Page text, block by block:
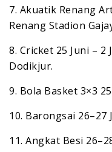
7. Akuatik Renang
Renang Stadion
8. Cricket 25 Juni –
Dodikjur.
9. Bola Basket 3×3
10. Barongsai 26–27
11. Angkat Besi